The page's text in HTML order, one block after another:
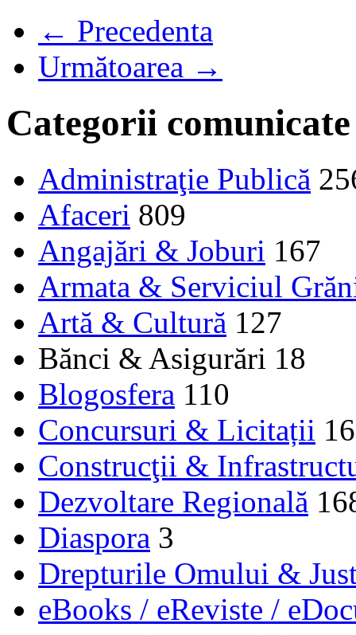
← Precedenta
Următoarea →
Categorii comunicate
Administraţie Publică
Afaceri 809
Angajări & Joburi 167
Armata & Serviciul
Artă & Cultură 127
Bănci & Asigurări 18
Blogosfera 110
Concursuri & Licitații 16
Construcţii &
Dezvoltare Regională
Diaspora 3
Drepturile Omului &
eBooks / eReviste /